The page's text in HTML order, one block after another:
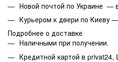
Новой почтой по Украине —
Курьером к двери по Киеву
Подробнее о доставке
Наличными при получении.
Кредитной картой в privat24,